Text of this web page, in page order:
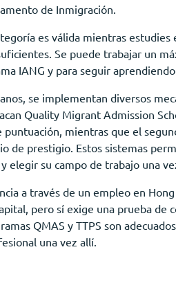
de Inmigración.
es válida mientras
Se puede trabajar un
IANG y para seguir aprendiendo.
se implementan diversos
Quality Migrant Admission
mientras que el
de prestigio. Estos sistemas
su campo de trabajo una
a través de un empleo en
pero sí exige una prueba
QMAS y TTPS son
una vez allí.